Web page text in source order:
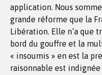
application. Nous
grande réforme que la
Libération. Elle n’a que
bord du gouffre et la
« insoumis » en est la
raisonnable est